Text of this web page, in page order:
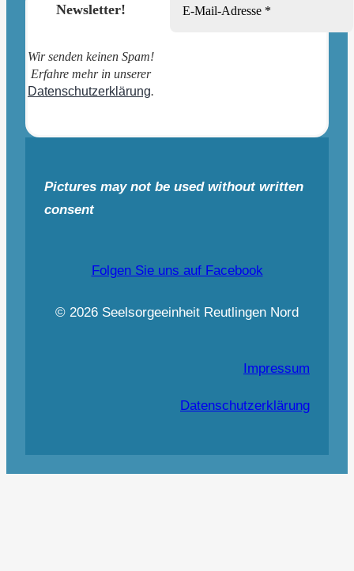
Newsletter!
Wir senden keinen Spam!
Erfahre mehr in unserer
Datenschutzerklärung.
Pictures may not be used without written
consent
Folgen Sie uns auf Facebook
© 2026 Seelsorgeeinheit Reutlingen Nord
Impressum
Datenschutzerklärung